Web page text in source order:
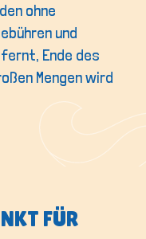
ohne
und
Ende des
Mengen wird
FÜR